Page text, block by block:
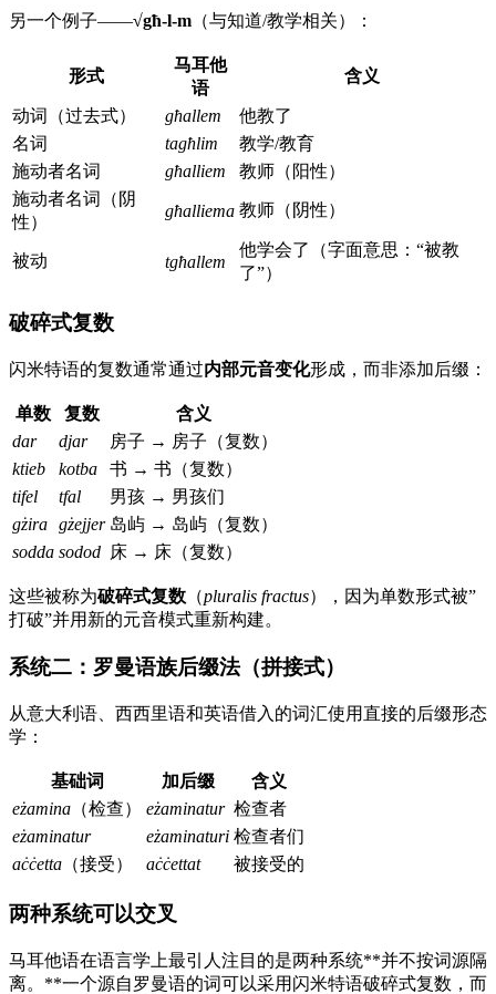
另一个例子——√għ-l-m （与知道/教学相关）：
形式
马耳他
语
含义
动词（过去式） għallem
他教了
名词
tagħlim
教学/教育
施动者名词
għalliem
教师（阳性）
施动者名词（阴
性）
għalliema 教师（阴性）
被动 tgħallem
他学会了（字面意思：“被教
了”）
破碎式复数
闪米特语的复数通常通过内部元音变化形成，而非添加后缀：
单数 复数
含义
dar
djar
房子 → 房子（复数）
ktieb
kotba
书 → 书（复数）
tifel
tfal
男孩 → 男孩们
gżira gżejjer 岛屿 → 岛屿（复数）
sodda sodod 床 → 床（复数）
这些被称为破碎式复数 （pluralis fractus），因为单数形式被”
打破”并用新的元音模式重新构建。
系统二：罗曼语族后缀法（拼接式）
从意大利语、西西里语和英语借入的词汇使用直接的后缀形态
学：
基础词 加后缀
含义
eżamina （检查） eżaminatur 检查者
eżaminatur
eżaminaturi 检查者们
aċċetta （接受） aċċettat 被接受的
两种系统可以交叉
马耳他语在语言学上最引人注目的是两种系统**并不按词源隔
离。**一个源自罗曼语的词可以采用闪米特语破碎式复数，而